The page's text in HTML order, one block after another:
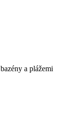
a plážemi